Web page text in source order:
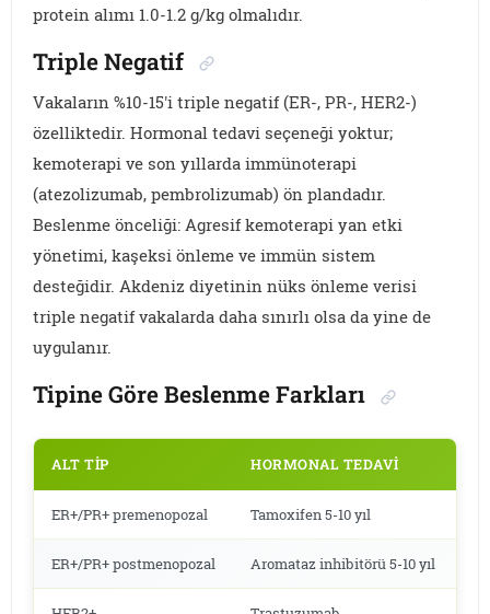
protein alımı 1.0-1.2 g/kg olmalıdır.
Triple Negatif
Vakaların %10-15'i triple negatif (ER-, PR-, HER2-)
özelliktedir. Hormonal tedavi seçeneği yoktur;
kemoterapi ve son yıllarda immünoterapi
(atezolizumab, pembrolizumab) ön plandadır.
Beslenme önceliği: Agresif kemoterapi yan etki
yönetimi, kaşeksi önleme ve immün sistem
desteğidir. Akdeniz diyetinin nüks önleme verisi
triple negatif vakalarda daha sınırlı olsa da yine de
uygulanır.
Tipine Göre Beslenme Farkları
ALT TIP HORMONAL TEDAVI
ER+/PR+ premenopozal Tamoxifen 5-10 yıl
ER+/PR+ postmenopozal Aromataz inhibitörü 5-10 yıl